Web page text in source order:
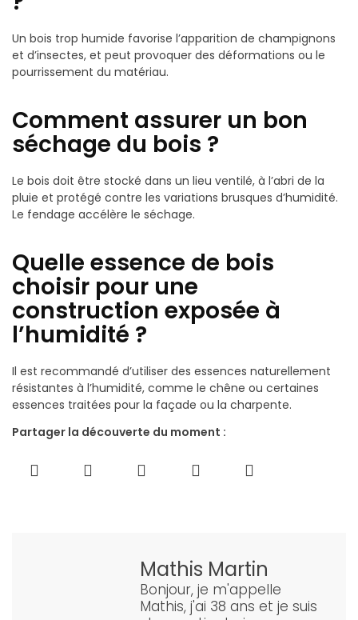
Un bois trop humide favorise l’apparition de champignons
et d’insectes, et peut provoquer des déformations ou le
pourrissement du matériau.
Comment assurer un bon
séchage du bois ?
Le bois doit être stocké dans un lieu ventilé, à l’abri de la
pluie et protégé contre les variations brusques d’humidité.
Le fendage accélère le séchage.
Quelle essence de bois
choisir pour une
construction exposée à
l’humidité ?
Il est recommandé d’utiliser des essences naturellement
résistantes à l’humidité, comme le chêne ou certaines
essences traitées pour la façade ou la charpente.
Partager la découverte du moment :
Mathis Martin
Bonjour, je m'appelle
Mathis, j'ai 38 ans et je suis